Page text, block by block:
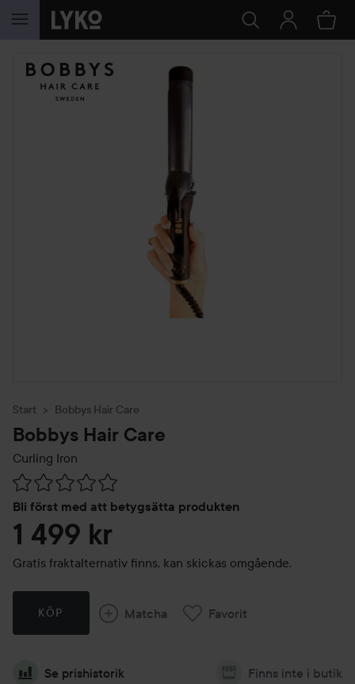
HOPPA TILL INNEHÅLLET
Start Bobbys Hair Care
Bobbys Hair Care
Curling Iron
Bli först med att betygsätta produkten
Hoppa till Betyg & kommentarer
1 499 kr
Gratis fraktalternativ finns, kan skickas omgående.
KÖP Matcha Favorit
Se prishistorik Finns inte i butik